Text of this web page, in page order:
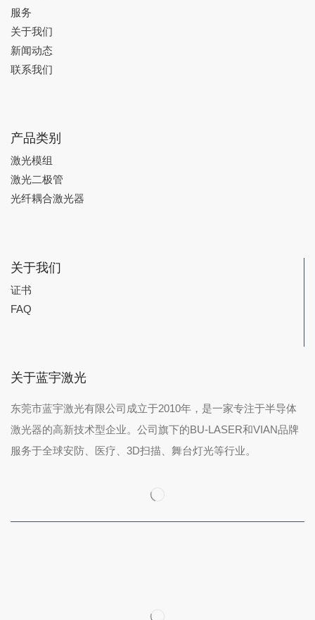
服务
关于我们
新闻动态
联系我们
产品类别
激光模组
激光二极管
光纤耦合激光器
关于我们
证书
FAQ
关于蓝宇激光
东莞市蓝宇激光有限公司成立于2010年，是一家专注于半导体
激光器的高新技术型企业。公司旗下的BU-LASER和VIAN品牌
服务于全球安防、医疗、3D扫描、舞台灯光等行业。